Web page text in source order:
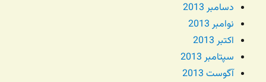
دسامبر 2013
نوامبر 2013
اکتبر 2013
سپتامبر 2013
آگوست 2013